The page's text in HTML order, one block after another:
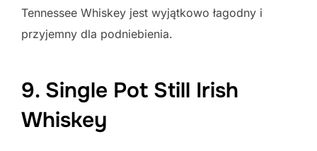
Tennessee Whiskey jest wyjątkowo łagodny i
przyjemny dla podniebienia.
9. Single Pot Still Irish
Whiskey